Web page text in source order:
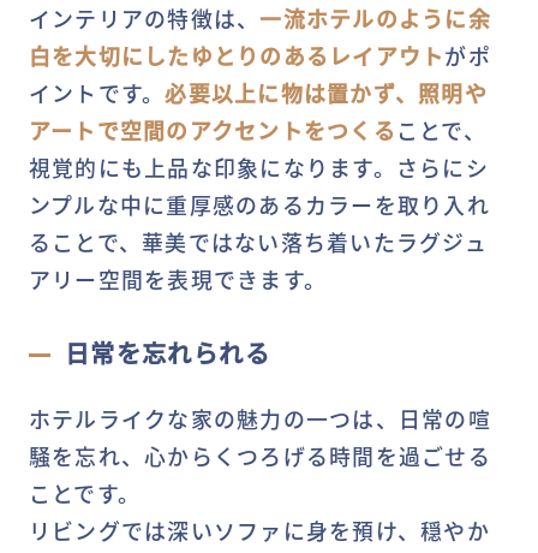
インテリアの特徴は、一流ホテルのように余
白を大切にしたゆとりのあるレイアウトがポ
イントです。必要以上に物は置かず、照明や
アートで空間のアクセントをつくることで、
視覚的にも上品な印象になります。さらにシ
ンプルな中に重厚感のあるカラーを取り入れ
ることで、華美ではない落ち着いたラグジュ
アリー空間を表現できます。
日常を忘れられる
ホテルライクな家の魅力の一つは、日常の喧
騒を忘れ、心からくつろげる時間を過ごせる
ことです。
リビングでは深いソファに身を預け、穏やか